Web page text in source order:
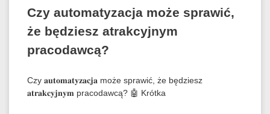
Czy automatyzacja może sprawić,
że będziesz atrakcyjnym
pracodawcą?
Czy 𝐚𝐮𝐭𝐨𝐦𝐚𝐭𝐲𝐳𝐚𝐜𝐣𝐚 może sprawić, że będziesz
𝐚𝐭𝐫𝐚𝐤𝐜𝐲𝐣𝐧𝐲𝐦 pracodawcą? 🤖 Krótka